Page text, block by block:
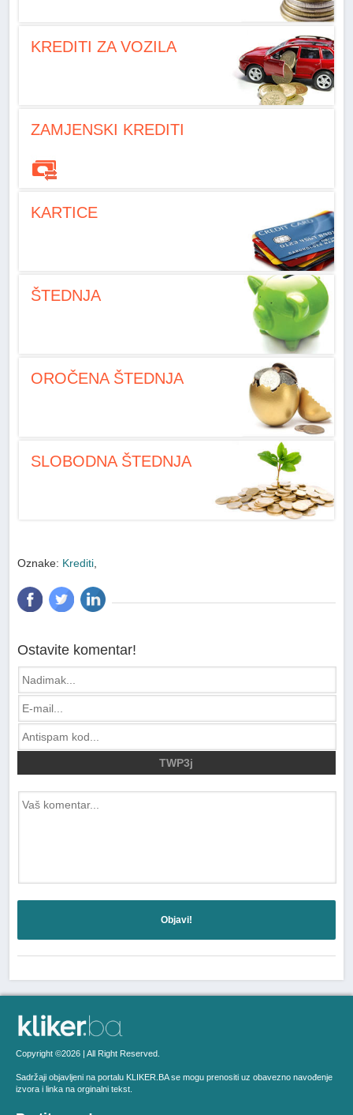
KREDITI ZA VOZILA
ZAMJENSKI KREDITI
KARTICE
ŠTEDNJA
OROČENA ŠTEDNJA
SLOBODNA ŠTEDNJA
Oznake: Krediti,
Ostavite komentar!
TWP3j
Objavi!
Copyright ©2026 | All Right Reserved.
Sadržaji objavljeni na portalu KLIKER.BA se mogu prenositi uz obavezno navođenje
izvora i linka na orginalni tekst.